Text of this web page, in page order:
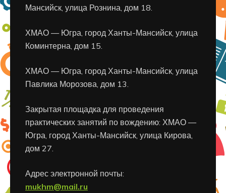
Мансийск, улица Рознина, дом 18.
ХМАО — Югра, город Ханты-Мансийск, улица
Коминтерна, дом 15.
ХМАО — Югра, город Ханты-Мансийск, улица
Павлика Морозова, дом 13.
Закрытая площадка для проведения
практических занятий по вождению: ХМАО —
Югра, город Ханты-Мансийск, улица Кирова,
дом 27.
Адрес электронной почты:
mukhm@mail.ru